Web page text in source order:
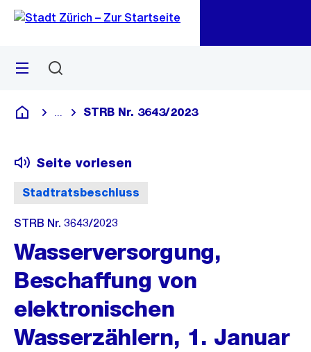
Navigation
Sprunglink
Menü
Deutsch
Blende alle Breadcrumbs ein
STRB Nr. 3643/2023
Stadtratsbeschluss
Seite vorlesen
STRB Nr. 3643/2023
Wasserversorgung,
Beschaffung von
elektronischen
Wasserzählern, 1. Januar